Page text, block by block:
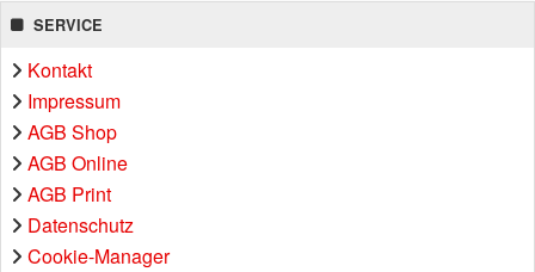
SERVICE
Kontakt
Impressum
AGB Shop
AGB Online
AGB Print
Datenschutz
Cookie-Manager